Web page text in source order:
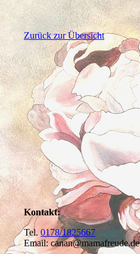
Zurück zur Übersicht
Kontakt:
Tel. 0178/1825667
Email: canan@mamafreude.de